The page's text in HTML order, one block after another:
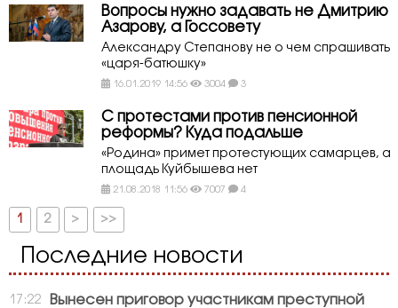
Вопросы нужно задавать не Дмитрию
Азарову, а Госсовету
Александру Степанову не о чем спрашивать
«царя-батюшку»
16.01.2019 14:56 3004 3
С протестами против пенсионной
реформы? Куда подальше
«Родина» примет протестующих самарцев, а
площадь Куйбышева нет
21.08.2018 11:56 7007 4
1 2 > >>
Последние новости
17:22
Вынесен приговор участникам преступной